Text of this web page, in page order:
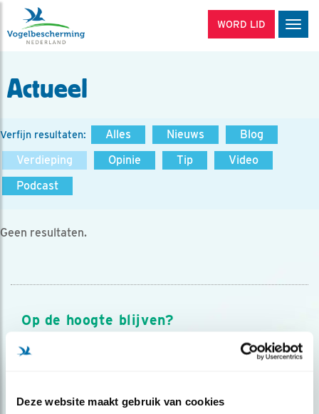
Deze website maakt gebruik van cookies
WORD LID
Actueel
Verfijn resultaten: Alles Nieuws
Blog
Verdieping
Opinie Tip
Video
Podcast
Geen resultaten.
Op de hoogte blijven?
Meld je aan en ontvang nieuws, inspiratie, acties en tips
over vogels en activiteiten van Vogelbescherming.